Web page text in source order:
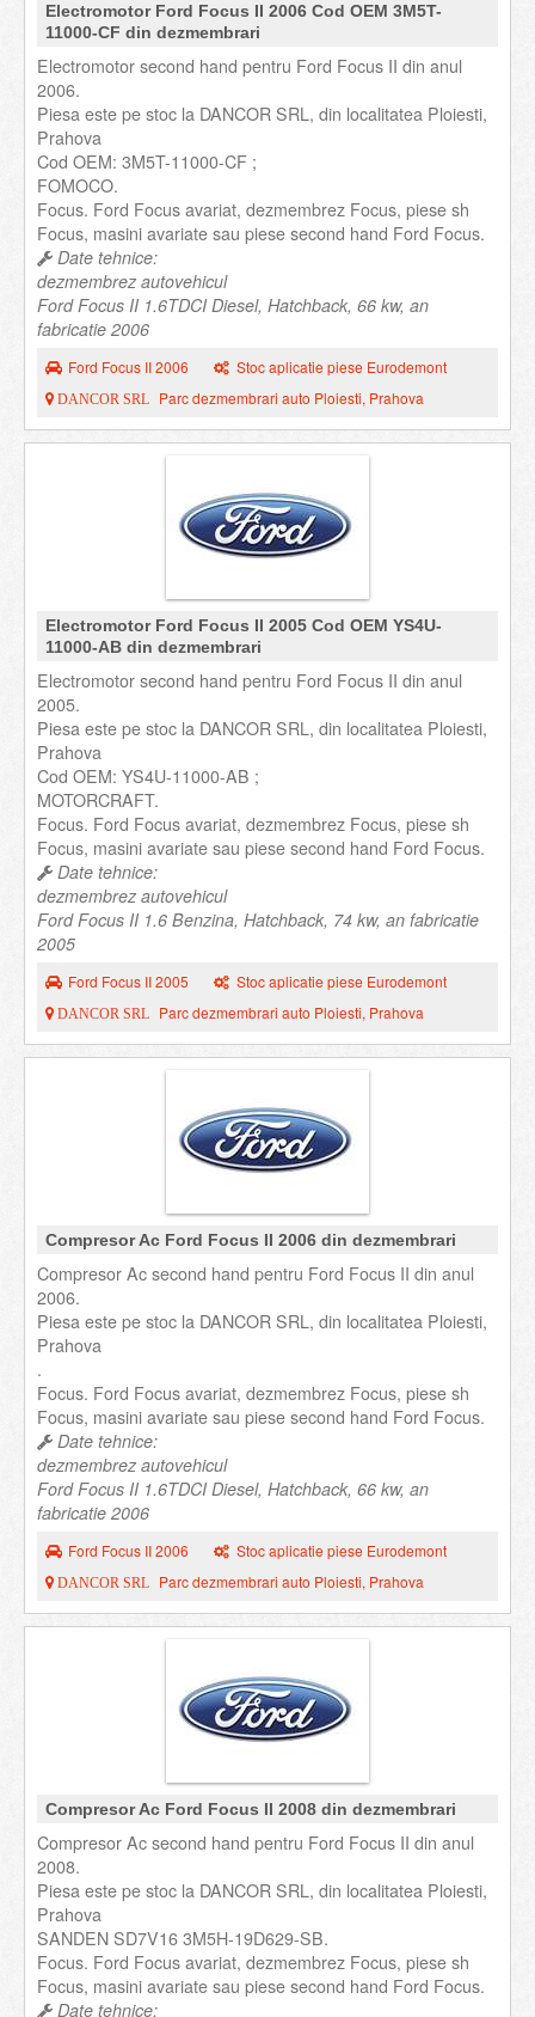
Electromotor Ford Focus II 2006 Cod OEM 3M5T-
11000-CF din dezmembrari
Electromotor second hand pentru Ford Focus II din anul
2006.
Piesa este pe stoc la DANCOR SRL, din localitatea Ploiesti,
Prahova
Cod OEM: 3M5T-11000-CF ;
FOMOCO.
Focus. Ford Focus avariat, dezmembrez Focus, piese sh
Focus, masini avariate sau piese second hand Ford Focus.
Date tehnice:
dezmembrez autovehicul
Ford Focus II 1.6TDCI Diesel, Hatchback, 66 kw, an
fabricatie 2006
Ford Focus II 2006 Stoc aplicatie piese Eurodemont
DANCOR SRL Parc dezmembrari auto Ploiesti, Prahova
Electromotor Ford Focus II 2005 Cod OEM YS4U-
11000-AB din dezmembrari
Electromotor second hand pentru Ford Focus II din anul
2005.
Piesa este pe stoc la DANCOR SRL, din localitatea Ploiesti,
Prahova
Cod OEM: YS4U-11000-AB ;
MOTORCRAFT.
Focus. Ford Focus avariat, dezmembrez Focus, piese sh
Focus, masini avariate sau piese second hand Ford Focus.
Date tehnice:
dezmembrez autovehicul
Ford Focus II 1.6 Benzina, Hatchback, 74 kw, an fabricatie
2005
Ford Focus II 2005 Stoc aplicatie piese Eurodemont
DANCOR SRL Parc dezmembrari auto Ploiesti, Prahova
Compresor Ac Ford Focus II 2006 din dezmembrari
Compresor Ac second hand pentru Ford Focus II din anul
2006.
Piesa este pe stoc la DANCOR SRL, din localitatea Ploiesti,
Prahova
.
Focus. Ford Focus avariat, dezmembrez Focus, piese sh
Focus, masini avariate sau piese second hand Ford Focus.
Date tehnice:
dezmembrez autovehicul
Ford Focus II 1.6TDCI Diesel, Hatchback, 66 kw, an
fabricatie 2006
Ford Focus II 2006 Stoc aplicatie piese Eurodemont
DANCOR SRL Parc dezmembrari auto Ploiesti, Prahova
Compresor Ac Ford Focus II 2008 din dezmembrari
Compresor Ac second hand pentru Ford Focus II din anul
2008.
Piesa este pe stoc la DANCOR SRL, din localitatea Ploiesti,
Prahova
SANDEN SD7V16 3M5H-19D629-SB.
Focus. Ford Focus avariat, dezmembrez Focus, piese sh
Focus, masini avariate sau piese second hand Ford Focus.
Date tehnice: